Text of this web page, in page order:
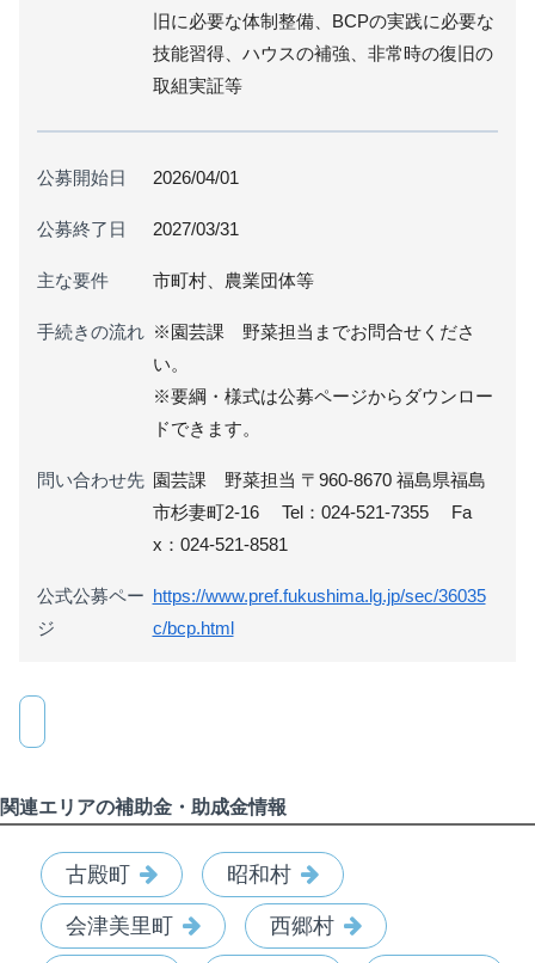
旧に必要な体制整備、BCPの実践に必要な
技能習得、ハウスの補強、非常時の復旧の
取組実証等
公募開始日 2026/04/01
公募終了日 2027/03/31
主な要件 市町村、農業団体等
手続きの流れ ※園芸課 野菜担当までお問合せくださ
い。
※要綱・様式は公募ページからダウンロー
ドできます。
問い合わせ先 園芸課 野菜担当 〒960-8670 福島県福島
市杉妻町2-16 Tel：024-521-7355 Fa
x：024-521-8581
公式公募ペー
ジ
https://www.pref.fukushima.lg.jp/sec/36035
c/bcp.html
関連エリアの補助金・助成金情報
古殿町 昭和村
会津美里町 西郷村